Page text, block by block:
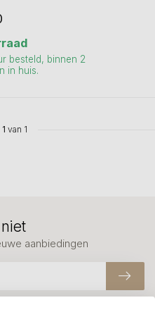
besteld, binnen 2
in huis.
1 van 1
aanbiedingen